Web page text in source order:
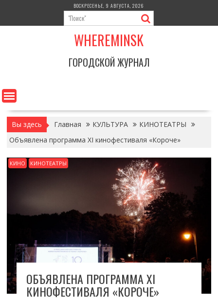
содержимому
ВОСКРЕСЕНЬЕ, 9 АВГУСТА, 2026
WHEREMINSK
ГОРОДСКОЙ ЖУРНАЛ
Вы здесь Главная КУЛЬТУРА
КИНОТЕАТРЫ
Объявлена программа XI кинофестиваля «Короче»
КИНО КИНОТЕАТРЫ
ОБЪЯВЛЕНА ПРОГРАММА XI
КИНОФЕСТИВАЛЯ «КОРОЧЕ»